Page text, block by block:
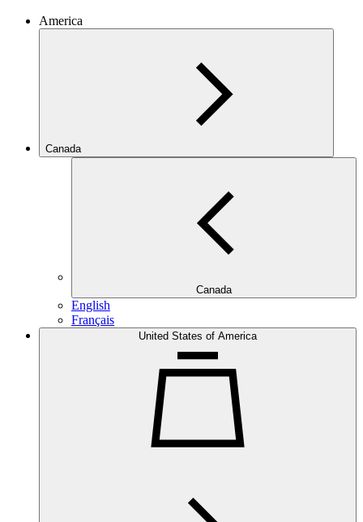
America
Canada
Canada
English
Français
United States of America